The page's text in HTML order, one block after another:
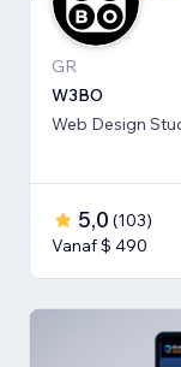
GR
W3BO
Web Design
5,0 (103)
Vanaf $ 490